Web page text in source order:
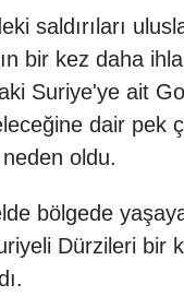
saldırıları
bir kez daha
Suriye'ye ait
dair pek
oldu.
bölgede
Dürzileri bir